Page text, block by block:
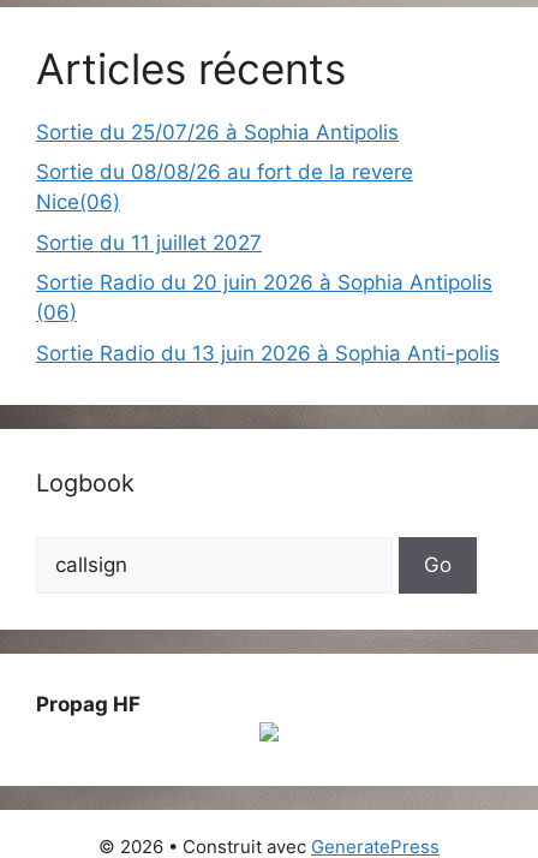
Articles récents
Sortie du 25/07/26 à Sophia Antipolis
Sortie du 08/08/26 au fort de la revere
Nice(06)
Sortie du 11 juillet 2027
Sortie Radio du 20 juin 2026 à Sophia Antipolis
(06)
Sortie Radio du 13 juin 2026 à Sophia Anti-polis
Logbook
Propag HF
© 2026 • Construit avec GeneratePress